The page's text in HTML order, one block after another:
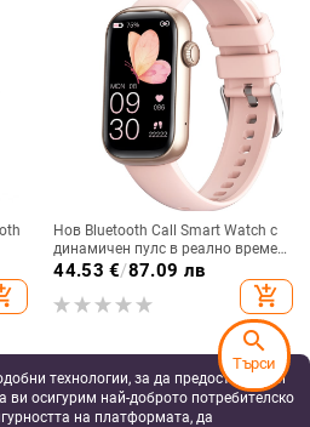
Нов Bluetooth Call Smart Watch с
динамичен пулс в реално време,
многофункционална спортна
умна гривна за женско здраве
44.53 €/87.09 лв
add_shopping_cart
технологии, за да предоставяме и
осигурим най-доброто потребителско
на платформата, да
search
Търси